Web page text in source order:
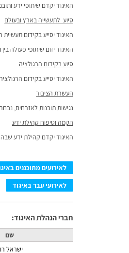
האיגוד יקדם שיתופי ידע
סיוע לתעשייה בארץ ובעולם
האיגוד יסייע בקידום
האיגוד יזום שיתופי פעולה
סיוע בקידום הרגולציה
האיגוד יסייע בקידום
העשרת הציבור
נגישות תובנות לאזרחים,
הקמה וטיפוח קהילת ידע
האיגוד יקדם קהילת ידע
לאירועים מתוכננים
לאירועי עבר באיגוד
חברי הנהלת האיגוד:
שם
ישראל